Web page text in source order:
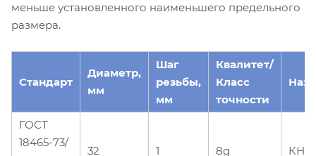
меньше установленного наименьшего предельного
размера.
Стандарт
Диаметр,
мм
Шаг
резьбы,
мм
Квалитет/
Класс
точности
ГОСТ
18465-73/
32 1 8g